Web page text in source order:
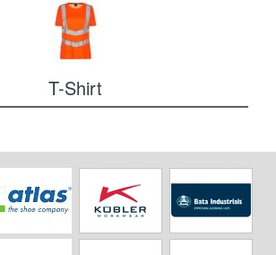
T-Shirt